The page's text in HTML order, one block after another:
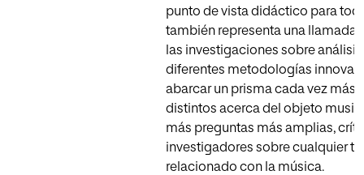
punto de vista didáctico para
también representa una llamada
las investigaciones sobre
diferentes metodologías
abarcar un prisma cada vez
distintos acerca del objeto
más preguntas más amplias,
investigadores sobre cualquier
relacionado con la música.